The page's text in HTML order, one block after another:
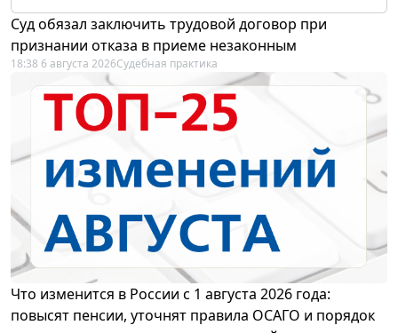
Суд обязал заключить трудовой договор при
признании отказа в приеме незаконным
18:38 6 августа 2026Судебная практика
Что изменится в России с 1 августа 2026 года:
повысят пенсии, уточнят правила ОСАГО и порядок